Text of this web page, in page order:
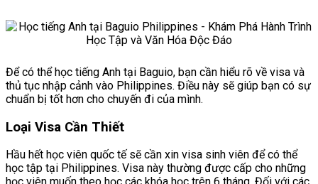
Để có thể học tiếng Anh tại Baguio, bạn cần hiểu rõ về visa và
thủ tục nhập cảnh vào Philippines. Điều này sẽ giúp bạn có sự
chuẩn bị tốt hơn cho chuyến đi của mình.
Loại Visa Cần Thiết
Hầu hết học viên quốc tế sẽ cần xin visa sinh viên để có thể
học tập tại Philippines. Visa này thường được cấp cho những